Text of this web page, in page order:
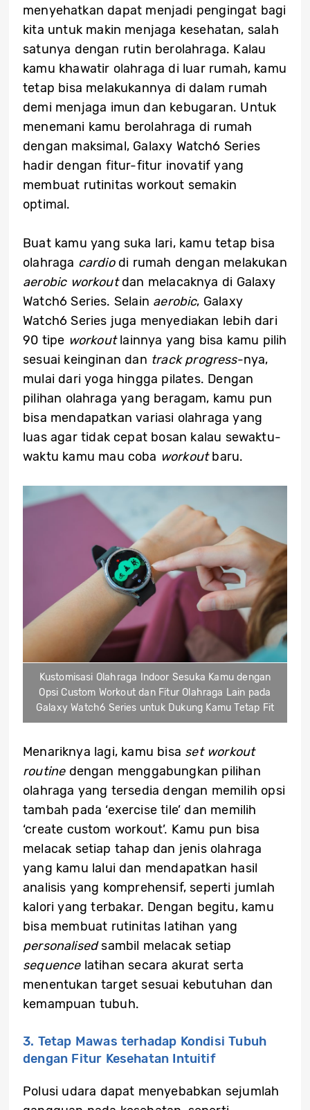
menyehatkan dapat menjadi pengingat bagi
kita untuk makin menjaga kesehatan, salah
satunya dengan rutin berolahraga. Kalau
kamu khawatir olahraga di luar rumah, kamu
tetap bisa melakukannya di dalam rumah
demi menjaga imun dan kebugaran. Untuk
menemani kamu berolahraga di rumah
dengan maksimal, Galaxy Watch6 Series
hadir dengan fitur-fitur inovatif yang
membuat rutinitas workout semakin
optimal.
Buat kamu yang suka lari, kamu tetap bisa
olahraga cardio di rumah dengan melakukan
aerobic workoutdan melacaknya di Galaxy
Watch6 Series. Selain aerobic, Galaxy
Watch6 Series juga menyediakan lebih dari
90 tipe workoutlainnya yang bisa kamu pilih
sesuai keinginan dan track progress-nya,
mulai dari yoga hingga pilates. Dengan
pilihan olahraga yang beragam, kamu pun
bisa mendapatkan variasi olahraga yang
luas agar tidak cepat bosan kalau sewaktu-
waktu kamu mau coba workoutbaru.
Kustomisasi Olahraga Indoor Sesuka Kamu dengan
Opsi Custom Workout dan Fitur Olahraga Lain pada
Galaxy Watch6 Series untuk Dukung Kamu Tetap Fit
Menariknya lagi, kamu bisa set workout
routinedengan menggabungkan pilihan
olahraga yang tersedia dengan memilih opsi
tambah pada ‘exercise tile’ dan memilih
‘create custom workout’. Kamu pun bisa
melacak setiap tahap dan jenis olahraga
yang kamu lalui dan mendapatkan hasil
analisis yang komprehensif, seperti jumlah
kalori yang terbakar. Dengan begitu, kamu
bisa membuat rutinitas latihan yang
personalisedsambil melacak setiap
sequence latihan secara akurat serta
menentukan target sesuai kebutuhan dan
kemampuan tubuh.
3. Tetap Mawas terhadap Kondisi Tubuh
dengan Fitur Kesehatan Intuitif
Polusi udara dapat menyebabkan sejumlah